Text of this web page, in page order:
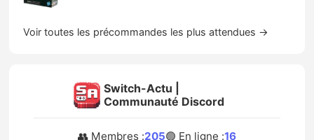
Voir toutes les précommandes les plus attendues →
Switch-Actu |
Communauté Discord
👥 Membres :205🟢 En ligne :16